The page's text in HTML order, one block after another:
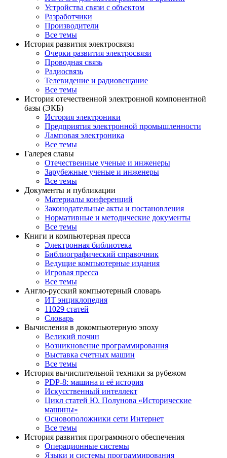
Устройства связи с объектом
Разработчики
Производители
Все темы
История развития электросвязи
Очерки развития электросвязи
Проводная связь
Радиосвязь
Телевидение и радиовещание
Все темы
История отечественной электронной компонентной
базы (ЭКБ)
История электроники
Предприятия электронной промышленности
Ламповая электроника
Все темы
Галерея славы
Отечественные ученые и инженеры
Зарубежные ученые и инженеры
Все темы
Документы и публикации
Материалы конференций
Законодательные акты и постановления
Нормативные и методические документы
Все темы
Книги и компьютерная пресса
Электронная библиотека
Библиографический справочник
Ведущие компьютерные издания
Игровая пресса
Все темы
Англо-русский компьютерный словарь
ИТ энциклопедия
11029 статей
Словарь
Вычисления в докомпьютерную эпоху
Великий почин
Возникновение программирования
Выставка счетных машин
Все темы
История вычислительной техники за рубежом
PDP-8: машина и её история
Искусственный интеллект
Цикл статей Ю. Полунова «Исторические
машины»
Основоположники сети Интернет
Все темы
История развития программного обеспечения
Операционные системы
Языки и системы программирования